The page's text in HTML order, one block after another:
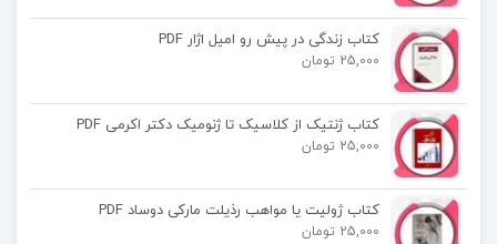
کتاب مبانی فیزیولوژی گیاهی بهروز صالحی
کتاب فیزیولوژی پزشکی گایتون و هال دکتر جان
کتاب زندگی در پیش رو امیل اژار PDF
25,000 تومان
کتاب ژنتیک از کلاسیک تا ژنومیک دکتر اکرمی PDF
25,000 تومان
کتاب ژولیت یا مواهب رذیلت مارکی دوساد PDF
25,000 تومان